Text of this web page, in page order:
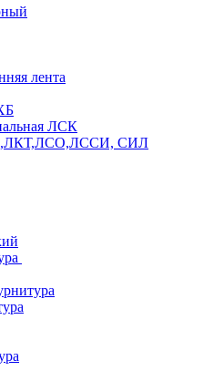
лента
ЛСК
СИЛ